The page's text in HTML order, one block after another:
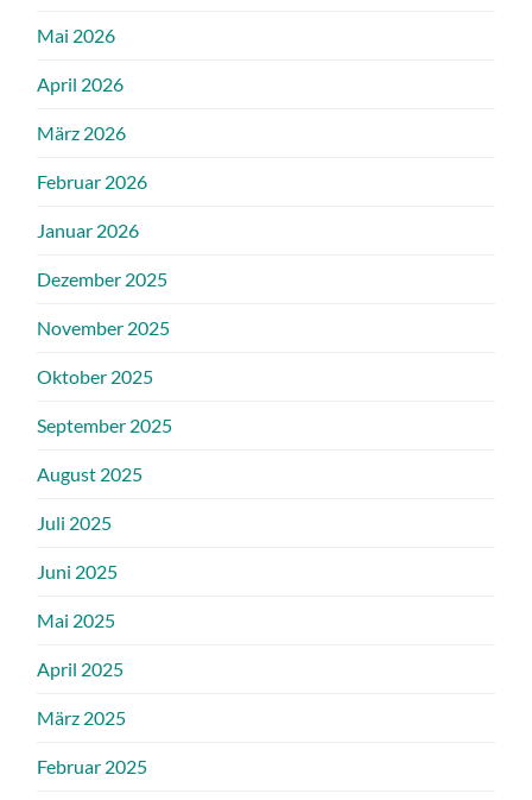
Mai 2026
April 2026
März 2026
Februar 2026
Januar 2026
Dezember 2025
November 2025
Oktober 2025
September 2025
August 2025
Juli 2025
Juni 2025
Mai 2025
April 2025
März 2025
Februar 2025